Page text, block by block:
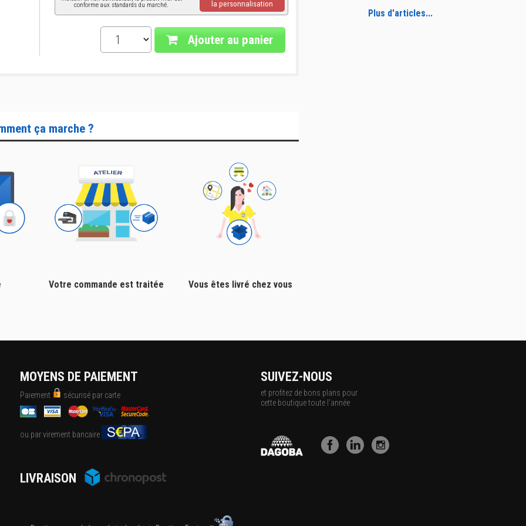
conforme aux standards du marché.
la personnalisation
Ajouter au panier
ça marche ?
Votre commande est traitée Vous êtes livré chez vous
Plus d'articles...
MOYENS DE PAIEMENT
Paiement sécurisé par carte
ou par virement bancaire
LIVRAISON
SUIVEZ-NOUS
et profitez de bons plans pour
cette boutique toute l'année